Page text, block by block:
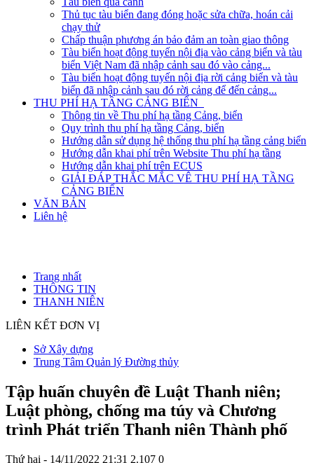
Thủ tục tàu biển đang đóng hoặc sửa chữa, hoán cải
chạy thử
Chấp thuận phương án bảo đảm an toàn giao thông
Tàu biển hoạt động tuyến nội địa vào cảng biển và tàu
biển Việt Nam đã nhập cảnh sau đó vào cảng...
Tàu biển hoạt động tuyến nội địa rời cảng biển và tàu
biển đã nhập cảnh sau đó rời cảng để đến cảng...
THU PHÍ HẠ TẦNG CẢNG BIỂN
Thông tin về Thu phí hạ tầng Cảng, biển
Quy trình thu phí hạ tầng Cảng, biển
Hướng dẫn sử dụng hệ thống thu phí hạ tầng cảng biển
Hướng dẫn khai phí trên Website Thu phí hạ tầng
Hướng dẫn khai phí trên ECUS
GIẢI ĐÁP THẮC MẮC VÊ THU PHÍ HẠ TẦNG
CẢNG BIỂN
VĂN BẢN
Liên hệ
Trang nhất
THÔNG TIN
THANH NIÊN
LIÊN KẾT ĐƠN VỊ
Sở Xây dựng
Trung Tâm Quản lý Đường thủy
Tập huấn chuyên đề Luật Thanh niên;
Luật phòng, chống ma túy và Chương
trình Phát triển Thanh niên Thành phố
Thứ hai - 14/11/2022 21:31 2.107 0